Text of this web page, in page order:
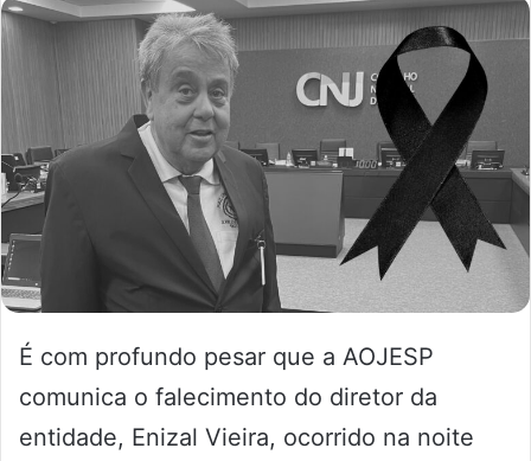
É com profundo pesar que a AOJESP
comunica o falecimento do diretor da
entidade, Enizal Vieira, ocorrido na noite